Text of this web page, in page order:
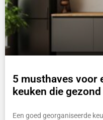
5 musthaves voor
keuken die
Een goed georganiseerde